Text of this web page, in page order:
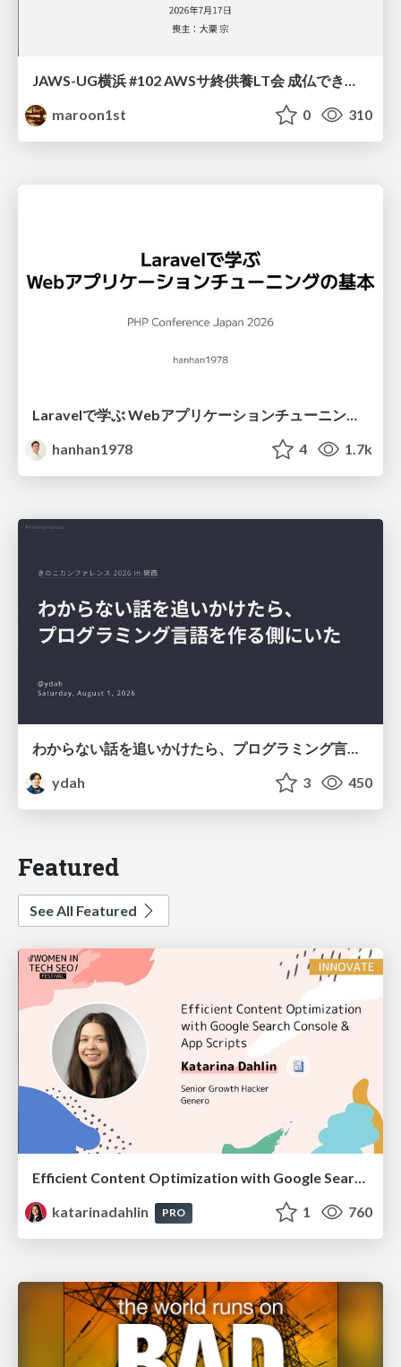
JAWS-UG横浜 #102 AWSサ終供養LT会 成仏できない AWS サービスたち 〜本日、三体供養します〜
maroon1st
0 310
hanhan1978
4 1.7k
わからない話を追いかけたら、プログラミング言語を作る側にいた
ydah
3 450
Featured
See All Featured
Efficient Content Optimization with Google Search Console & Apps Script
katarinadahlin
PRO 1 760